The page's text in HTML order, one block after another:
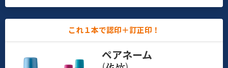
これ１本で認印＋訂正印！
ペアネーム